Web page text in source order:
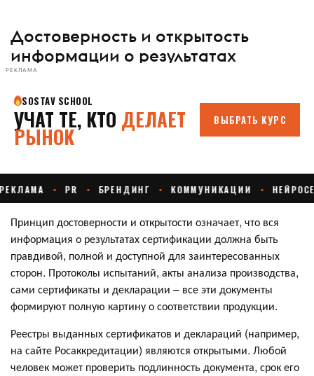
Достоверность и открытость
информации о результатах
РЕКЛАМА
Принцип достоверности и открытости означает, что вся
информация о результатах сертификации должна быть
правдивой, полной и доступной для заинтересованных
сторон. Протоколы испытаний, акты анализа производства,
сами сертификаты и декларации – все эти документы
формируют полную картину о соответствии продукции.
Реестры выданных сертификатов и деклараций (например,
на сайте Росаккредитации) являются открытыми. Любой
человек может проверить подлинность документа, срок его